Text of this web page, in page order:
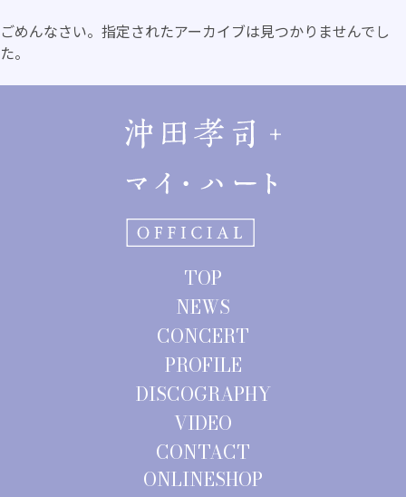
ごめんなさい。指定されたアーカイブは見つかりませんでし
た。
TOP
NEWS
CONCERT
PROFILE
DISCOGRAPHY
VIDEO
CONTACT
ONLINESHOP